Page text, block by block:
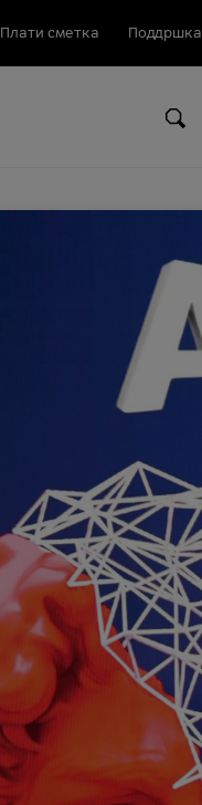
Плати сметка Поддршка